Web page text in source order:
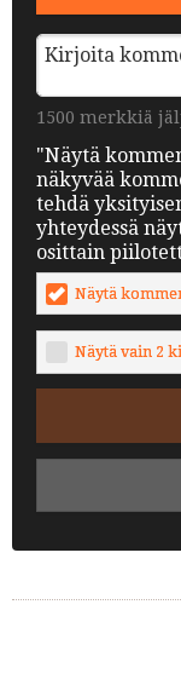
1500 merkkiä
"Näytä
näkyvää
tehdä
yhteydessä
osittain
Näytä
Näytä vain 2